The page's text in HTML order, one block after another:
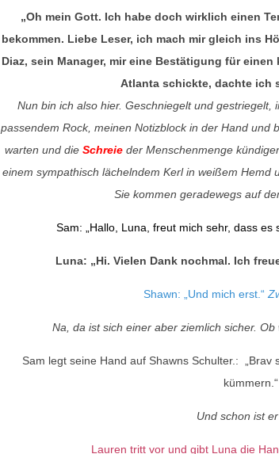
„Oh mein Gott. Ich habe doch wirklich einen
bekommen. Liebe Leser, ich mach mir gleich ins
Diaz, sein Manager, mir eine Bestätigung für
Atlanta schickte, dachte ich
Nun bin ich also hier. Geschniegelt und
passendem Rock, meinen Notizblock in der Hand und
warten und die Schreie der Menschenmenge
einem sympathisch lächelndem Kerl in weißem Hemd
Sie kommen geradewegs auf
Sam: „Hallo, Luna, freut mich sehr, dass es
Luna: „Hi. Vielen Dank nochmal. Ich
Shawn: „Und mich erst.“
Na, da ist sich einer aber ziemlich sicher.
Sam legt seine Hand auf Shawns Schulter.:
kümmern.“
Und schon ist er
Lauren tritt vor und gibt Luna die